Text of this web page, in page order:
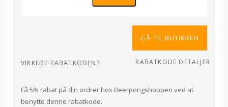
GÅ TIL BUTIKKEN
VIRKEDE RABATKODEN? RABATKODE DETALJER
Få 5% rabat på din ordrer hos Beerpongshoppen ved at
benytte denne rabatkode.